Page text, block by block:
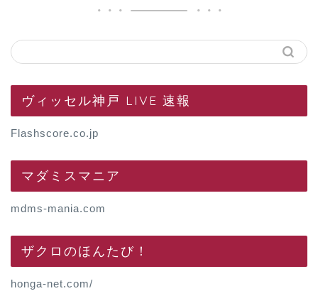
ヴィッセル神戸 LIVE 速報
Flashscore.co.jp
マダミスマニア
mdms-mania.com
ザクロのほんたび！
honga-net.com/